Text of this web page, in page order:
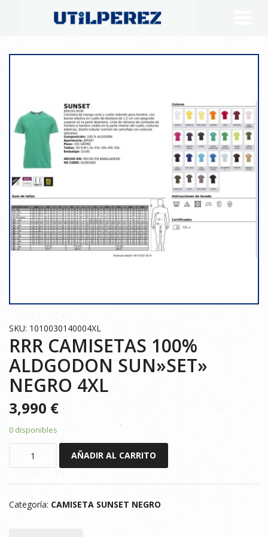
SKU: 1010030140004XL
RRR CAMISETAS 100%
ALDGODON SUN»SET»
NEGRO 4XL
3,990 €
0 disponibles
SUN"SET"
AÑADIR AL CARRITO
Categoría: CAMISETA SUNSET NEGRO